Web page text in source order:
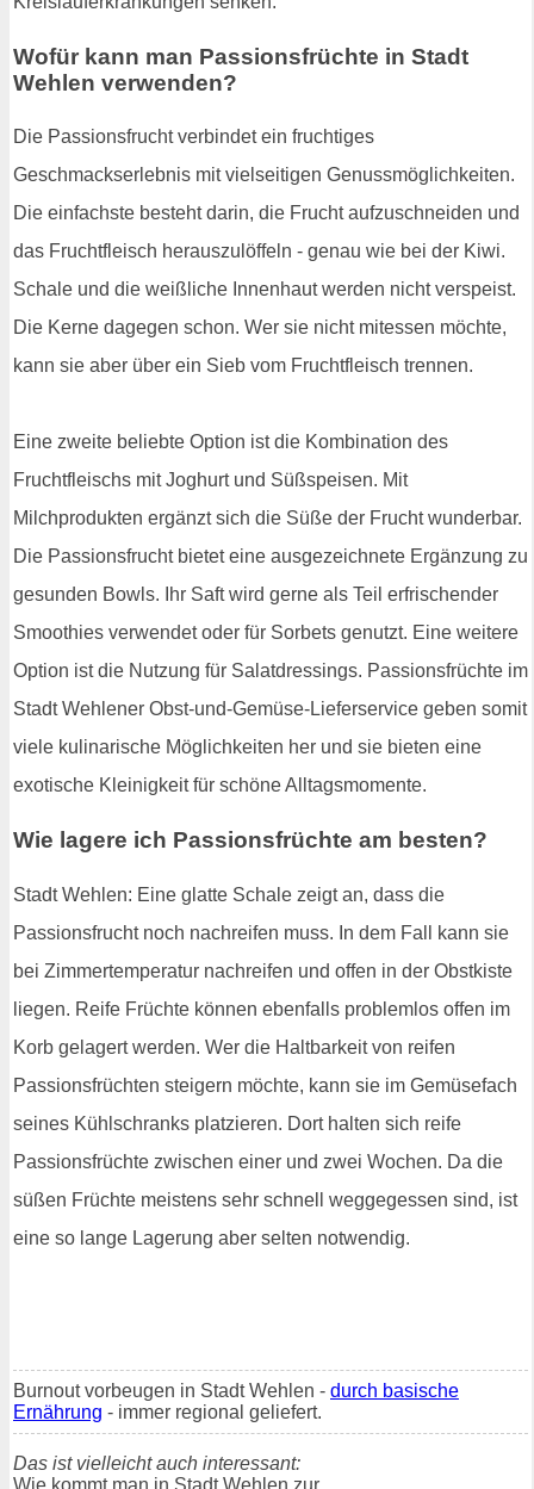
Wofür kann man Passionsfrüchte in Stadt
Wehlen verwenden?
Die Passionsfrucht verbindet ein fruchtiges
Geschmackserlebnis mit vielseitigen Genussmöglichkeiten.
Die einfachste besteht darin, die Frucht aufzuschneiden und
das Fruchtfleisch herauszulöffeln - genau wie bei der Kiwi.
Schale und die weißliche Innenhaut werden nicht verspeist.
Die Kerne dagegen schon. Wer sie nicht mitessen möchte,
kann sie aber über ein Sieb vom Fruchtfleisch trennen.
Eine zweite beliebte Option ist die Kombination des
Fruchtfleischs mit Joghurt und Süßspeisen. Mit
Milchprodukten ergänzt sich die Süße der Frucht wunderbar.
Die Passionsfrucht bietet eine ausgezeichnete Ergänzung zu
gesunden Bowls. Ihr Saft wird gerne als Teil erfrischender
Smoothies verwendet oder für Sorbets genutzt. Eine weitere
Option ist die Nutzung für Salatdressings. Passionsfrüchte im
Stadt Wehlener Obst-und-Gemüse-Lieferservice geben somit
viele kulinarische Möglichkeiten her und sie bieten eine
exotische Kleinigkeit für schöne Alltagsmomente.
Wie lagere ich Passionsfrüchte am besten?
Stadt Wehlen: Eine glatte Schale zeigt an, dass die
Passionsfrucht noch nachreifen muss. In dem Fall kann sie
bei Zimmertemperatur nachreifen und offen in der Obstkiste
liegen. Reife Früchte können ebenfalls problemlos offen im
Korb gelagert werden. Wer die Haltbarkeit von reifen
Passionsfrüchten steigern möchte, kann sie im Gemüsefach
seines Kühlschranks platzieren. Dort halten sich reife
Passionsfrüchte zwischen einer und zwei Wochen. Da die
süßen Früchte meistens sehr schnell weggegessen sind, ist
eine so lange Lagerung aber selten notwendig.
Burnout vorbeugen in Stadt Wehlen - durch basische
Ernährung - immer regional geliefert.
Das ist vielleicht auch interessant:
Wie kommt man in Stadt Wehlen zur